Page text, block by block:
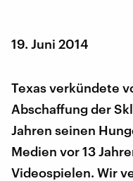
19. Juni 2014
Texas verkündete
Abschaffung der
Jahren seinen
Medien vor 13
Videospielen. Wir